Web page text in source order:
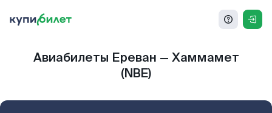
Авиабилеты Ереван — Хаммамет
(NBE)